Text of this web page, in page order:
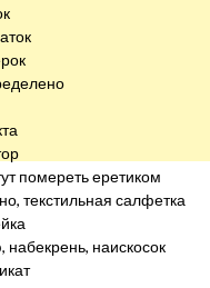
помереть еретиком
текстильная салфетка
наискосок